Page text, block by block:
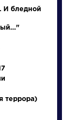
ЕГЭ
И бледной
террора)